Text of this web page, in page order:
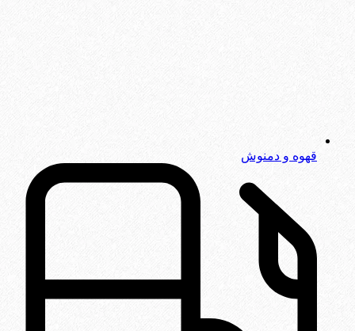
قهوه و دمنوش